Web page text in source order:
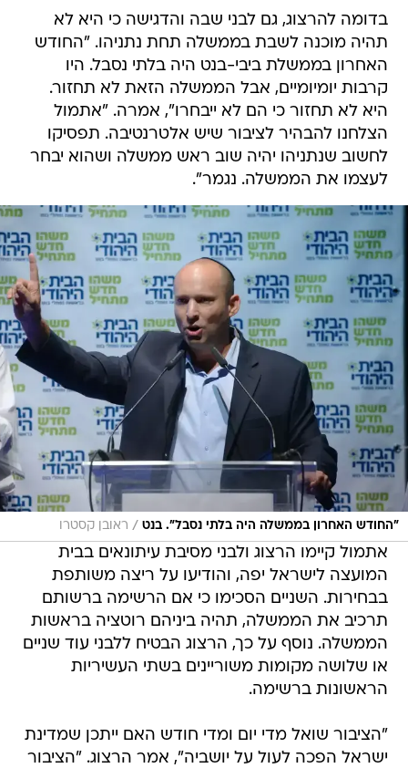
בדומה להרצוג, גם לבני שבה והדגישה כי היא לא
תהיה מוכנה לשבת בממשלה תחת נתניהו. "החודש
האחרון בממשלת ביבי-בנט היה בלתי נסבל. היו
קרבות יומיומיים, אבל הממשלה הזאת לא תחזור.
היא לא תחזור כי הם לא ייבחרו", אמרה. "אתמול
הצלחנו להבהיר לציבור שיש אלטרנטיבה. תפסיקו
לחשוב שנתניהו יהיה שוב ראש ממשלה ושהוא יבחר
לעצמו את הממשלה. נגמר".
"החודש האחרון בממשלה היה בלתי נסבל". בנט / ראובן קסטרו
אתמול קיימו הרצוג ולבני מסיבת עיתונאים בבית
המועצה לישראל יפה, והודיעו על ריצה משותפת
בבחירות. השניים הסכימו כי אם הרשימה ברשותם
תרכיב את הממשלה, תהיה ביניהם רוטציה בראשות
הממשלה. נוסף על כך, הרצוג הבטיח ללבני עוד שניים
או שלושה מקומות משוריינים בשתי העשיריות
הראשונות ברשימה.
"הציבור שואל מדי יום ומדי חודש האם ייתכן שמדינת
ישראל הפכה לעול על יושביה", אמר הרצוג. "הציבור